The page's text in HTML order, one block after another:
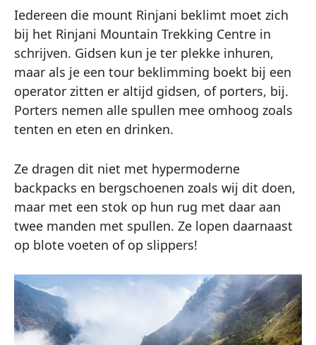
Iedereen die mount Rinjani beklimt moet zich
bij het Rinjani Mountain Trekking Centre in
schrijven. Gidsen kun je ter plekke inhuren,
maar als je een tour beklimming boekt bij een
operator zitten er altijd gidsen, of porters, bij.
Porters nemen alle spullen mee omhoog zoals
tenten en eten en drinken.
Ze dragen dit niet met hypermoderne
backpacks en bergschoenen zoals wij dit doen,
maar met een stok op hun rug met daar aan
twee manden met spullen. Ze lopen daarnaast
op blote voeten of op slippers!